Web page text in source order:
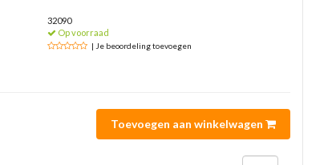
32090
Op voorraad
| Je beoordeling toevoegen
Toevoegen aan winkelwagen